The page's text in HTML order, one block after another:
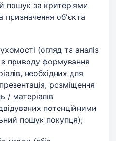
пошук за критеріями
призначення об'єкта
(огляд та аналіз
з приводу формування
необхідних для
розміщення
/ матеріалів
потенційними
пошук покупця);